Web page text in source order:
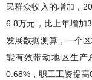
民群众收入的增加，
6.8万元，比上年增加
发展数据测算，一个
能有效带动地区生产
0.68%，职工工资提高